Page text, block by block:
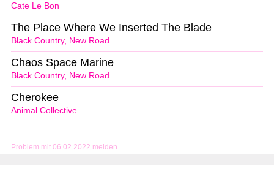
Problem mit 06.02.2022 melden
Cate Le Bon
Black Country, New Road
The Place Where We Inserted The Blade
Black Country, New Road
Chaos Space Marine
Animal Collective
Cherokee